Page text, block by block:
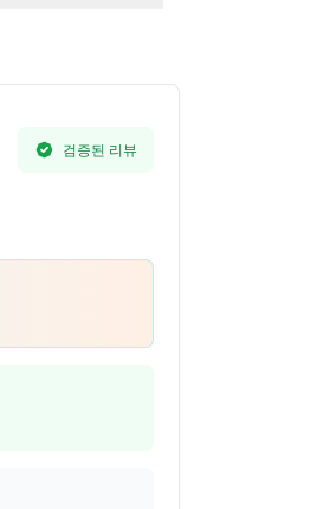
검증된 리뷰